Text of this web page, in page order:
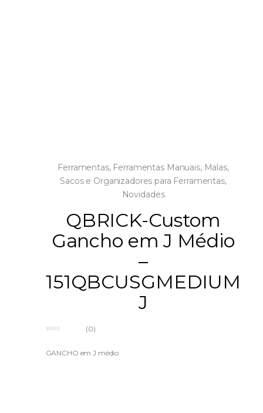
Ferramentas, Ferramentas Manuais, Malas,
Sacos e Organizadores para Ferramentas,
Novidades
QBRICK-Custom
Gancho em J Médio
–
151QBCUSGMEDIUM
J
u
(0)
GANCHO em J médio